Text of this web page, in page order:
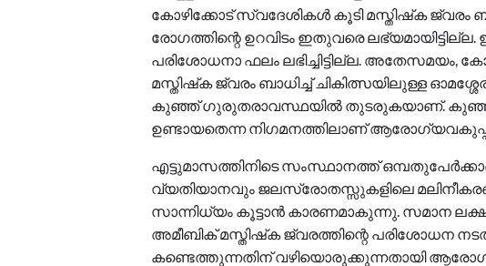
കോഴിക്കോട് സ്വദേശികള്‍ കൂടി മസ്തിഷ്‌ക ജ്വരം
രോഗത്തിന്റെ ഉറവിടം ഇതുവരെ
പരിശോധനാ ഫലം ലഭിച്ചിട്ടില്ല. അതേസമയം,
മസ്തിഷ്‌ക ജ്വരം ബാധിച്ച് ചികിത്സയിലുള്ള
കുഞ്ഞ് ഗുരുതരാവസ്ഥയില്‍ തുടരുകയാണ്.
ഉണ്ടായതെന്ന നിഗമനത്തിലാണ്
എട്ടുമാസത്തിനിടെ സംസ്ഥാനത്ത്
വ്യതിയാനവും ജലസ്രോതസ്സുകളിലെ
സാന്നിധ്യം കൂട്ടാന്‍ കാരണമാകുന്നു. സമാന
അമീബിക് മസ്തിഷ്‌ക ജ്വരത്തിന്റെ
കണ്ടെത്തുന്നതിന് വഴിയൊരുക്കുന്നതായി